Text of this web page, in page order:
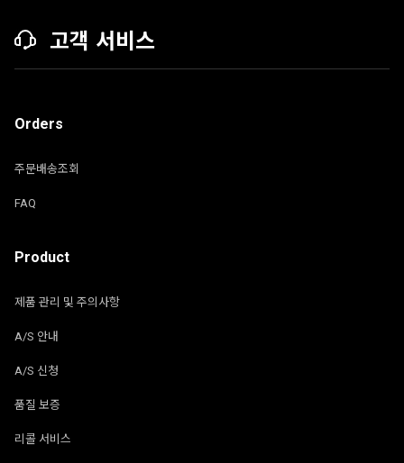
고객 서비스
Orders
주문배송조회
FAQ
Product
제품 관리 및 주의사항
A/S 안내
A/S 신청
품질 보증
리콜 서비스